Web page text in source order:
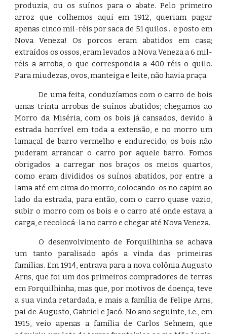
produzia, ou os suínos para o abate. Pelo primeiro
arroz que colhemos aqui em 1912, queriam pagar
apenas cinco mil-réis por saca de 51 quilos... e posto em
Nova Veneza! Os porcos eram abatidos em casa;
extraídos os ossos, eram levados a Nova Veneza a 6 mil-
réis a arroba, o que correspondia a 400 réis o quilo.
Para miudezas, ovos, manteiga e leite, não havia praça.
De uma feita, conduzíamos com o carro de bois
umas trinta arrobas de suínos abatidos; chegamos ao
Morro da Miséria, com os bois já cansados, devido à
estrada horrível em toda a extensão, e no morro um
lamaçal de barro vermelho e endurecido; os bois não
puderam arrancar o carro por aquele barro. Fomos
obrigados a carregar nos braços os meios quartos,
como eram divididos os suínos abatidos, por entre a
lama até em cima do morro, colocando-os no capim ao
lado da estrada, para então, com o carro quase vazio,
subir o morro com os bois e o carro até onde estava a
carga, e recolocá-la no carro e chegar até Nova Veneza.
O desenvolvimento de Forquilhinha se achava
um tanto paralisado após a vinda das primeiras
famílias. Em 1914, entrava para a nova colônia Augusto
Arns, que foi um dos primeiros compradores de terras
em Forquilhinha, mas que, por motivos de doença, teve
a sua vinda retardada, e mais a família de Felipe Arns,
pai de Augusto, Gabriel e Jacó. No ano seguinte, i.e., em
1915, veio apenas a família de Carlos Sehnem, que